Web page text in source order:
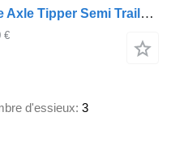
Titan Brand New 80 Ton Triple Axle Tipper Semi Trailer | Customized fo
€
d'essieux 3